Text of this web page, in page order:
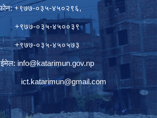
+९७७-०३५-४५०२९६,
०३५-४५००३९
०३५-४५०५७३
ईमेल:info@katarimun.gov.np
ict.katarimun@gmail.com